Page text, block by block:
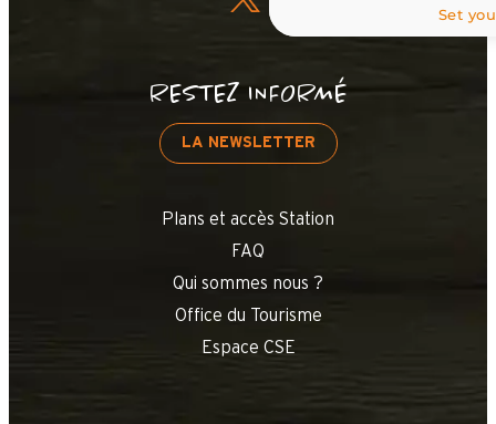
RESTEZ INFORMÉ
LA NEWSLETTER
Plans et accès Station
FAQ
Qui sommes nous ?
Office du Tourisme
Espace CSE
Set